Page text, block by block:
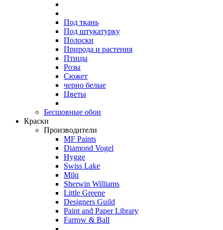
Под ткань
Под штукатурку
Полоски
Природа и растения
Птицы
Розы
Сюжет
черно белые
Цветы
Бесшовные обои
Краски
Производители
MF Paints
Diamond Vogel
Hygge
Swiss Lake
Milq
Sherwin Williams
Little Greene
Designers Guild
Paint and Paper Library
Farrow & Ball